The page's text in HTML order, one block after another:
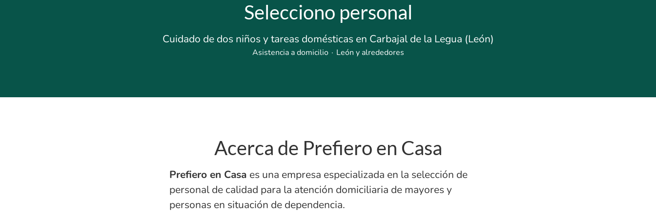
Selecciono personal
Cuidado de dos niños y tareas domésticas en Carbajal de la Legua (León)
Asistencia a domicilio · León y alrededores
Acerca de Prefiero en Casa
Prefiero en Casa es una empresa especializada en la selección de
personal de calidad para la atención domiciliaria de mayores y
personas en situación de dependencia.